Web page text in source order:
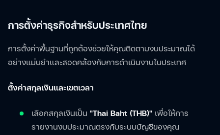
การตั้งค่าธุรกิจสำหรับประเทศไทย
การตั้งค่าพื้นฐานที่ถูกต้องช่วยให้คุณติดตามงบประมาณได้
อย่างแม่นยำและสอดคล้องกับการดำเนินงานในประเทศ
ตั้งค่าสกุลเงินและเขตเวลา
เลือกสกุลเงินเป็น "Thai Baht (THB)" เพื่อให้การ
รายงานงบประมาณตรงกับระบบบัญชีของคุณ